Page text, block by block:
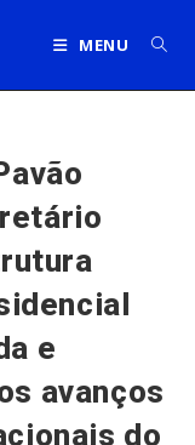
MENU
e
avanços
do